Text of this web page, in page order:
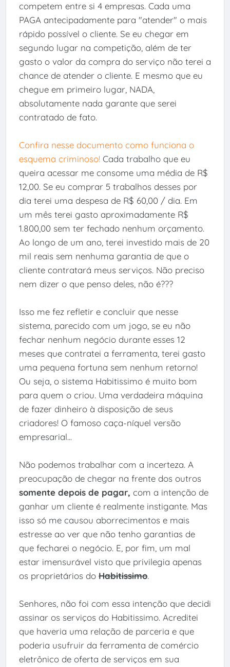
competem entre si 4 empresas. Cada uma
PAGA antecipadamente para "atender" o mais
rápido possível o cliente. Se eu chegar em
segundo lugar na competição, além de ter
gasto o valor da compra do serviço não terei a
chance de atender o cliente. E mesmo que eu
chegue em primeiro lugar, NADA,
absolutamente nada garante que serei
contratado de fato.
Confira nesse documento como funciona o
esquema criminoso! Cada trabalho que eu
queira acessar me consome uma média de R$
12,00. Se eu comprar 5 trabalhos desses por
dia terei uma despesa de R$ 60,00 / dia. Em
um mês terei gasto aproximadamente R$
1.800,00 sem ter fechado nenhum orçamento.
Ao longo de um ano, terei investido mais de 20
mil reais sem nenhuma garantia de que o
cliente contratará meus serviços. Não preciso
nem dizer o que penso deles, não é???
Isso me fez refletir e concluir que nesse
sistema, parecido com um jogo, se eu não
fechar nenhum negócio durante esses 12
meses que contratei a ferramenta, terei gasto
uma pequena fortuna sem nenhum retorno!
Ou seja, o sistema Habitissimo é muito bom
para quem o criou. Uma verdadeira máquina
de fazer dinheiro à disposição de seus
criadores! O famoso caça-níquel versão
empresarial...
Não podemos trabalhar com a incerteza. A
preocupação de chegar na frente dos outros
somente depois de pagar, com a intenção de
ganhar um cliente é realmente instigante. Mas
isso só me causou aborrecimentos e mais
estresse ao ver que não tenho garantias de
que fecharei o negócio. E, por fim, um mal
estar imensurável visto que privilegia apenas
os proprietários do Habitissimo.
Senhores, não foi com essa intenção que decidi
assinar os serviços do Habitissimo. Acreditei
que haveria uma relação de parceria e que
poderia usufruir da ferramenta de comércio
eletrônico de oferta de serviços em sua